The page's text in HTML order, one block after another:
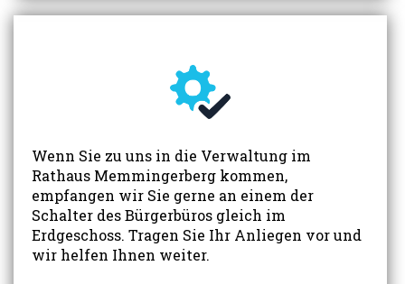
Wenn Sie zu uns in die Verwaltung im
Rathaus Memmingerberg kommen,
empfangen wir Sie gerne an einem der
Schalter des Bürgerbüros gleich im
Erdgeschoss. Tragen Sie Ihr Anliegen vor und
wir helfen Ihnen weiter.